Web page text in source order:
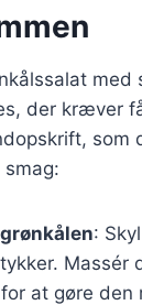
med
der kræver
som
:
Massér
at gøre den